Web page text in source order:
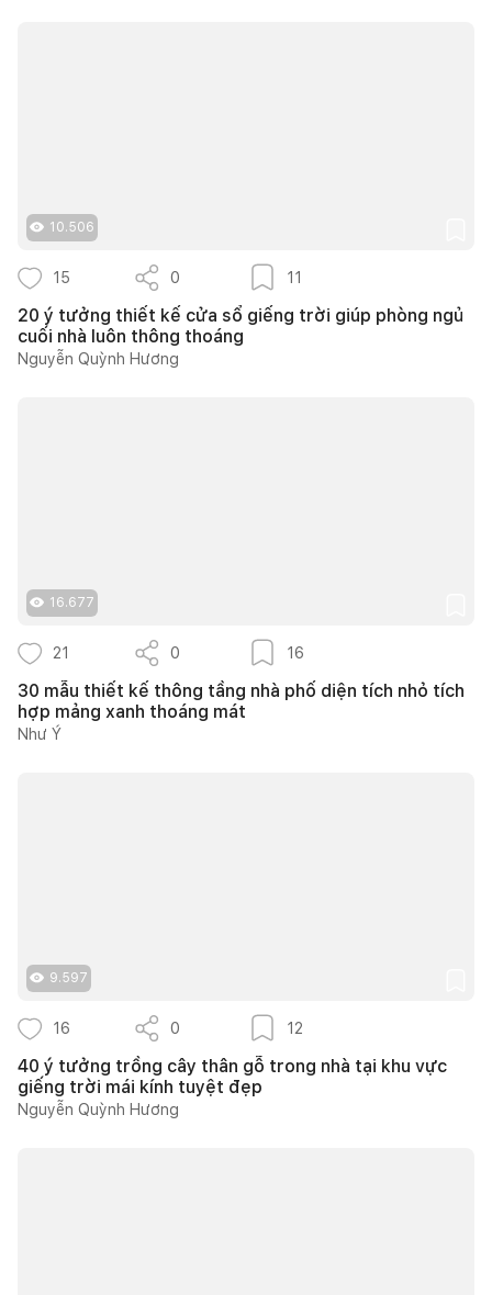
10.506
15 0 11
20 ý tưởng thiết kế cửa sổ giếng trời giúp phòng ngủ
cuối nhà luôn thông thoáng
Nguyễn Quỳnh Hương
16.677
21 0 16
30 mẫu thiết kế thông tầng nhà phố diện tích nhỏ tích
hợp mảng xanh thoáng mát
Như Ý
9.597
16 0 12
40 ý tưởng trồng cây thân gỗ trong nhà tại khu vực
giếng trời mái kính tuyệt đẹp
Nguyễn Quỳnh Hương